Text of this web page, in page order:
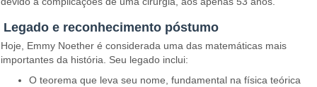
Legado e reconhecimento póstumo
Hoje, Emmy Noether é considerada uma das matemáticas mais
importantes da história. Seu legado inclui:
O teorema que leva seu nome, fundamental na física teórica